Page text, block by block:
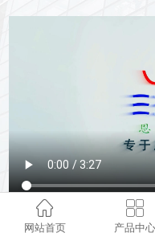

网站首页

产品中心